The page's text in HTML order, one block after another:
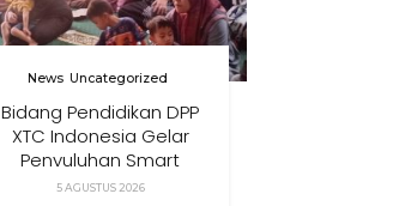
News Uncategorized
Bidang Pendidikan DPP
XTC Indonesia Gelar
Penyuluhan Smart
Parenting Di Desa
5 AGUSTUS 2026